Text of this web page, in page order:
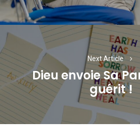
Next Article
Next
post:
Dieu envoie Sa
guérit !